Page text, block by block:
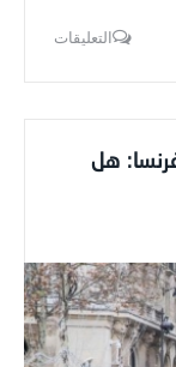
التعليقات
هل